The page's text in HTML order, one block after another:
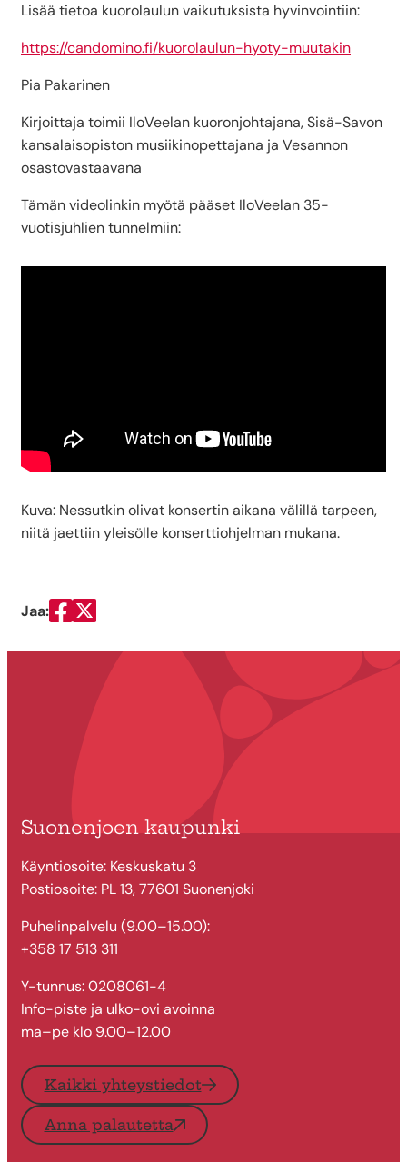
Lisää tietoa kuorolaulun vaikutuksista hyvinvointiin:
https://candomino.fi/kuorolaulun-hyoty-muutakin
Pia Pakarinen
Kirjoittaja toimii IloVeelan kuoronjohtajana, Sisä-Savon
kansalaisopiston musiikinopettajana ja Vesannon
osastovastaavana
Tämän videolinkin myötä pääset IloVeelan 35-
vuotisjuhlien tunnelmiin:
Kuva: Nessutkin olivat konsertin aikana välillä tarpeen,
niitä jaettiin yleisölle konserttiohjelman mukana.
Jaa:
Jaa Facebookissa
Jaa Twitterissä
Suonenjoen kaupunki
Käyntiosoite: Keskuskatu 3
Postiosoite: PL 13, 77601 Suonenjoki
Puhelinpalvelu (9.00–15.00):
+358 17 513 311
Y-tunnus: 0208061-4
Info-piste ja ulko-ovi avoinna
ma–pe klo 9.00–12.00
Kaikki yhteystiedot
Anna palautetta